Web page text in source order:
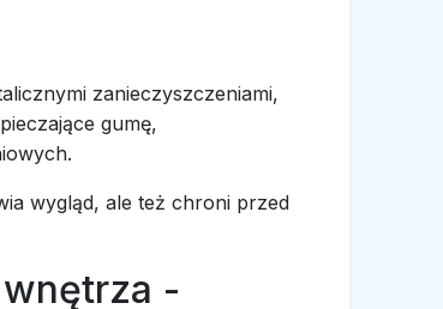
zanieczyszczeniami,
gumę,
wygląd, ale też chroni przed
-